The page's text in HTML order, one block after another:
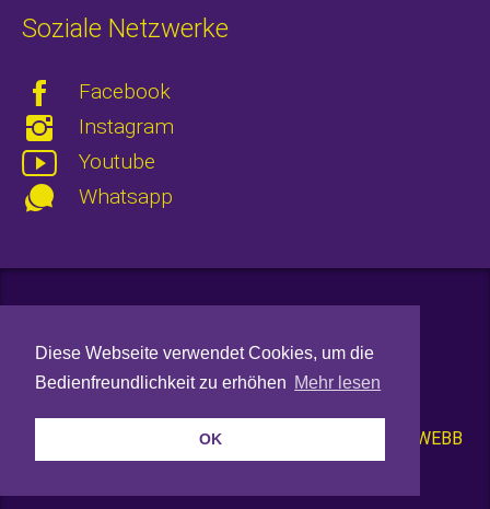
Diese Webseite verwendet Cookies, um die
Bedienfreundlichkeit zu erhöhen Mehr lesen
OK
Soziale Netzwerke
Facebook
Instagram
Youtube
Whatsapp
Kontakt
Impressum
© Schönauer Karnevalsclub e.V. - Webdesign CARA WEBB